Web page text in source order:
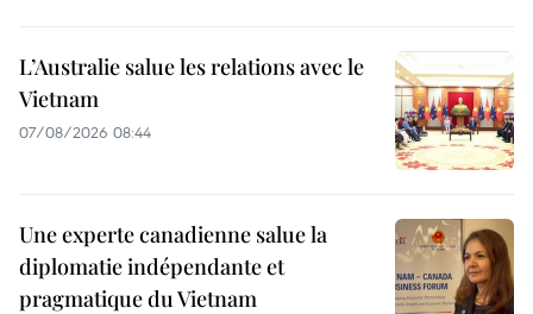
L’Australie salue les relations avec le
Vietnam
07/08/2026 08:44
Une experte canadienne salue la
diplomatie indépendante et
pragmatique du Vietnam